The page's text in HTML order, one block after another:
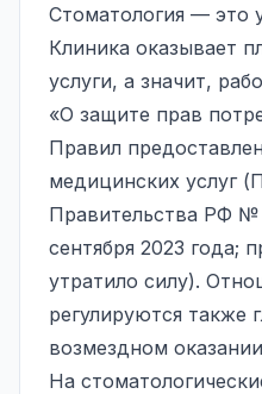
Стоматология — это
Клиника оказывает
услуги, а значит,
«О защите прав
Правил
медицинских услуг
Правительства РФ №
сентября 2023 года;
утратило силу).
регулируются также
возмездном
На